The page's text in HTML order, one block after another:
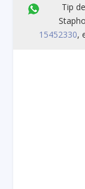
Tip
15452330,